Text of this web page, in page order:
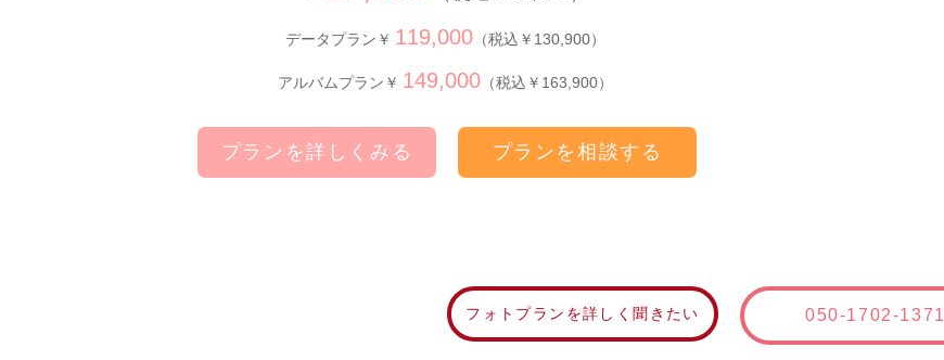
データプラン￥ 119,000 （税込￥130,900）
アルバムプラン￥ 149,000 （税込￥163,900）
プランを詳しくみる プランを相談する
フォトプランを詳しく聞きたい 050-1702-1371